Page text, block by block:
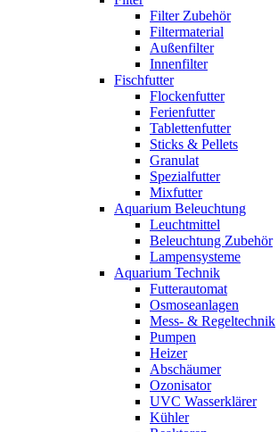
Filter Zubehör
Filtermaterial
Außenfilter
Innenfilter
Fischfutter
Flockenfutter
Ferienfutter
Tablettenfutter
Sticks & Pellets
Granulat
Spezialfutter
Mixfutter
Aquarium Beleuchtung
Leuchtmittel
Beleuchtung Zubehör
Lampensysteme
Aquarium Technik
Futterautomat
Osmoseanlagen
Mess- & Regeltechnik
Pumpen
Heizer
Abschäumer
Ozonisator
UVC Wasserklärer
Kühler